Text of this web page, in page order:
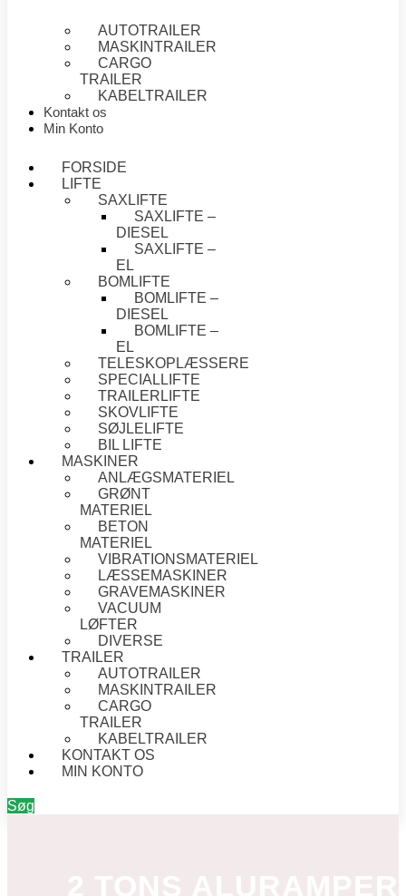
AUTOTRAILER
MASKINTRAILER
CARGO
TRAILER
KABELTRAILER
Kontakt os
Min Konto
FORSIDE
LIFTE
SAXLIFTE
SAXLIFTE –
DIESEL
SAXLIFTE –
EL
BOMLIFTE
BOMLIFTE –
DIESEL
BOMLIFTE –
EL
TELESKOPLÆSSERE
SPECIALLIFTE
TRAILERLIFTE
SKOVLIFTE
SØJLELIFTE
BIL LIFTE
MASKINER
ANLÆGSMATERIEL
GRØNT
MATERIEL
BETON
MATERIEL
VIBRATIONSMATERIEL
LÆSSEMASKINER
GRAVEMASKINER
VACUUM
LØFTER
DIVERSE
TRAILER
AUTOTRAILER
MASKINTRAILER
CARGO
TRAILER
KABELTRAILER
KONTAKT OS
MIN KONTO
Søg